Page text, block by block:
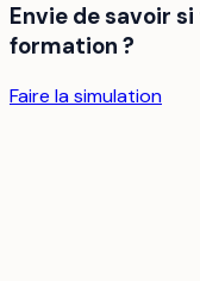
Envie de savoir
formation ?
Faire la simulation